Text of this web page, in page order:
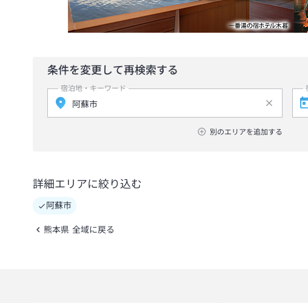
条件を変更して再検索する
宿泊地・キーワード
別のエリアを追加する
詳細エリアに絞り込む
阿蘇市
熊本県 全域に戻る